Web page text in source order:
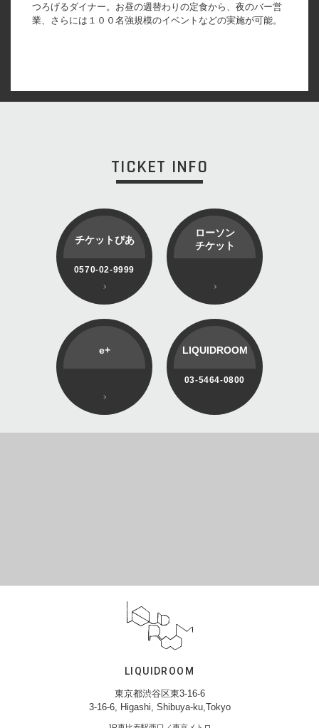
つろげるダイナー。お昼の週替わりの定食から、夜のバー営
業、さらには１００名強規模のイベントなどの実施が可能。
TICKET INFO
チケットぴあ
0570-02-9999
ローソン
チケット
e+ LIQUIDROOM
03-5464-0800
LIQUIDROOM
東京都渋谷区東3-16-6
3-16-6, Higashi, Shibuya-ku,Tokyo